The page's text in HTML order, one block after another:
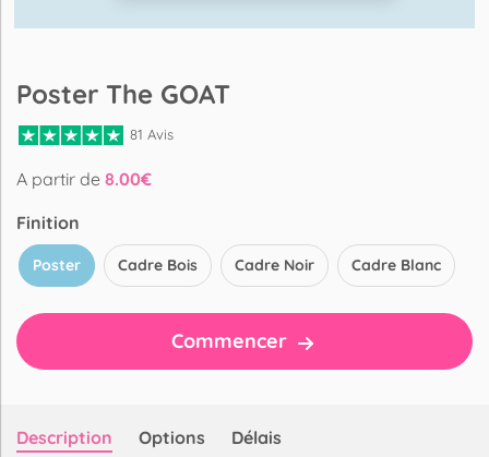
Poster The GOAT
81 Avis
A partir de 8.00€
Finition
Poster Cadre Bois Cadre Noir Cadre Blanc
Commencer
Description Options Délais